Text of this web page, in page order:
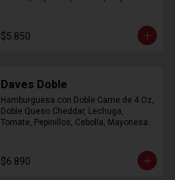
$5.850
Daves Doble
Hamburguesa con Doble Carne de 4 Oz,
Doble Queso Cheddar, Lechuga,
Tomate, Pepinillos, Cebolla, Mayonesa,
$6.890